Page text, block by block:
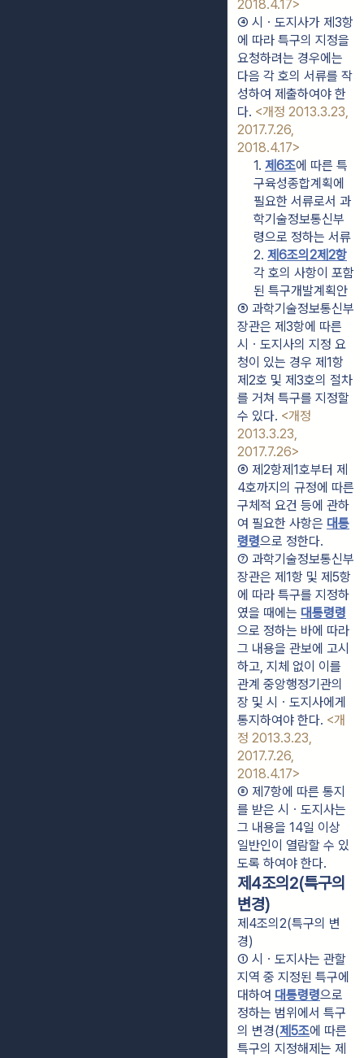
2018.4.17>
④ 시ㆍ도지사가 제3항
에 따라 특구의 지정을
요청하려는 경우에는
다음 각 호의 서류를 작
성하여 제출하여야 한
다. <개정 2013.3.23,
2017.7.26,
2018.4.17>
1. 제6조에 따른 특
구육성종합계획에
필요한 서류로서 과
학기술정보통신부
령으로 정하는 서류
2. 제6조의2제2항
각 호의 사항이 포함
된 특구개발계획안
⑤ 과학기술정보통신부
장관은 제3항에 따른
시ㆍ도지사의 지정 요
청이 있는 경우 제1항
제2호 및 제3호의 절차
를 거쳐 특구를 지정할
수 있다. <개정
2013.3.23,
2017.7.26>
⑥ 제2항제1호부터 제
4호까지의 규정에 따른
구체적 요건 등에 관하
여 필요한 사항은 대통
령령으로 정한다.
⑦ 과학기술정보통신부
장관은 제1항 및 제5항
에 따라 특구를 지정하
였을 때에는 대통령령
으로 정하는 바에 따라
그 내용을 관보에 고시
하고, 지체 없이 이를
관계 중앙행정기관의
장 및 시ㆍ도지사에게
통지하여야 한다. <개
정 2013.3.23,
2017.7.26,
2018.4.17>
⑧ 제7항에 따른 통지
를 받은 시ㆍ도지사는
그 내용을 14일 이상
일반인이 열람할 수 있
도록 하여야 한다.
제4조의2(특구의
변경)
제4조의2(특구의 변
경)
① 시ㆍ도지사는 관할
지역 중 지정된 특구에
대하여 대통령령으로
정하는 범위에서 특구
의 변경(제5조에 따른
특구의 지정해제는 제